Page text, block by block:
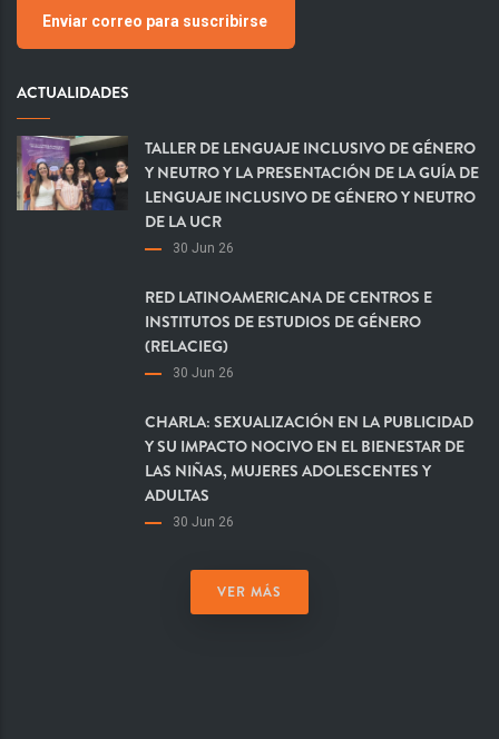
Enviar correo para suscribirse
ACTUALIDADES
TALLER DE LENGUAJE INCLUSIVO DE GÉNERO
Y NEUTRO Y LA PRESENTACIÓN DE LA GUÍA DE
LENGUAJE INCLUSIVO DE GÉNERO Y NEUTRO
DE LA UCR
30 Jun 26
RED LATINOAMERICANA DE CENTROS E
INSTITUTOS DE ESTUDIOS DE GÉNERO
(RELACIEG)
30 Jun 26
CHARLA: SEXUALIZACIÓN EN LA PUBLICIDAD
Y SU IMPACTO NOCIVO EN EL BIENESTAR DE
LAS NIÑAS, MUJERES ADOLESCENTES Y
ADULTAS
30 Jun 26
VER MÁS